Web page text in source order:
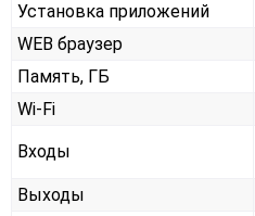
Установка приложений
WEB браузер
Память, ГБ
Wi-Fi
Входы
Выходы